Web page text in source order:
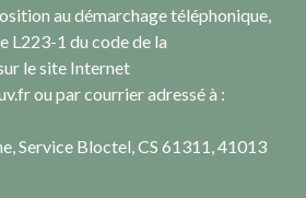
au démarchage téléphonique,
L223-1 du code de la
le site Internet
ou par courrier adressé à :
Service Bloctel, CS 61311, 41013